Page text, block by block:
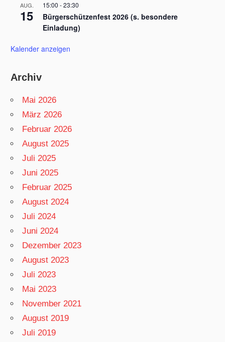
AUG.
15
15:00 -23:30
Bürgerschützenfest 2026 (s. besondere
Einladung)
Kalender anzeigen
Archiv
Mai 2026
März 2026
Februar 2026
August 2025
Juli 2025
Juni 2025
Februar 2025
August 2024
Juli 2024
Juni 2024
Dezember 2023
August 2023
Juli 2023
Mai 2023
November 2021
August 2019
Juli 2019